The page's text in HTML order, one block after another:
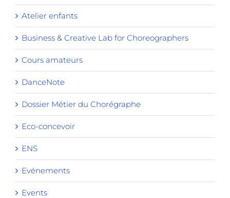
Atelier enfants
Business & Creative Lab for Choreographers
Cours amateurs
DanceNote
Dossier Métier du Chorégraphe
Eco-concevoir
ENS
Evénements
Events